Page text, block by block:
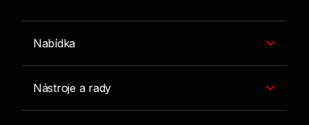
Nabídka
Nástroje a rady